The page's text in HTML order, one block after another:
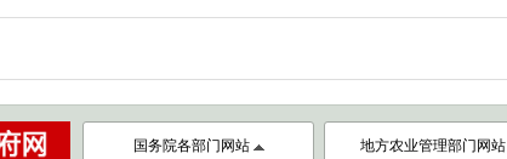
国务院各部门网站 地方农业管理部门网站